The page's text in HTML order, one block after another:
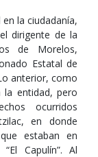
la ciudadanía,
dirigente de la
de Morelos,
Estatal de
anterior, como
entidad, pero
ocurridos
en donde
estaban en
Capulín”. Al